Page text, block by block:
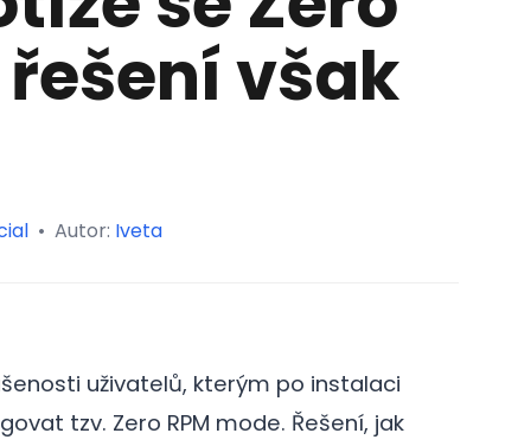
řešení však
• Autor: Iveta
uživatelů, kterým po instalaci
tzv. Zero RPM mode. Řešení, jak